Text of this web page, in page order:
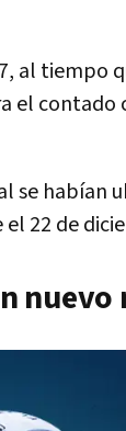
al tiempo
el contado
se habían
22 de